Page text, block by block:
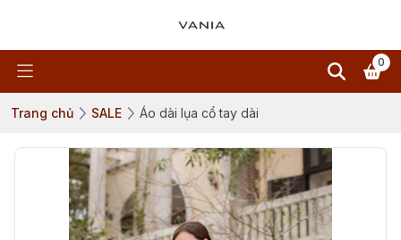
0
Trang chủ SALE Áo dài lụa cổ tay dài